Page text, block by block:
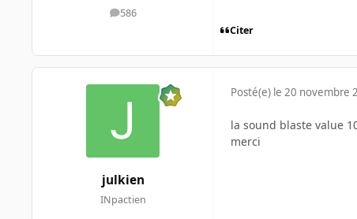
586
messages
Citer
julkien
INpactien
Posté(e) le 20 novembre
la sound blaste value
merci